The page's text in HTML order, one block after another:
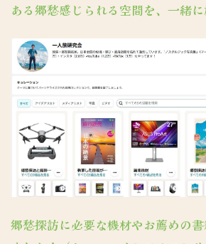
ある郷愁感じられる空間を、一緒
郷愁探訪に必要な機材やお薦めの